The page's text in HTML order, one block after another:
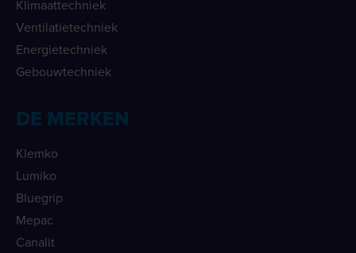
Klimaattechniek
Ventilatietechniek
Energietechniek
Gebouwtechniek
DE MERKEN
Klemko
Lumiko
Bluegrip
Mepac
Canalit